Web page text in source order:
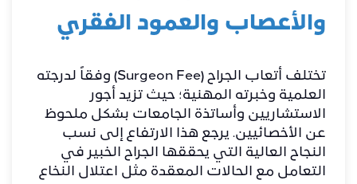
والأعصاب والعمود الفقري
​تختلف أتعاب الجراح (Surgeon Fee) وفقاً لدرجته
العلمية وخبرته المهنية؛ حيث تزيد أجور
الاستشاريين وأساتذة الجامعات بشكل ملحوظ
عن الأخصائيين. يرجع هذا الارتفاع إلى نسب
النجاح العالية التي يحققها الجراح الخبير في
التعامل مع الحالات المعقدة مثل اعتلال النخاع